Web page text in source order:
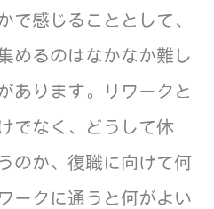
で感じることとして、
めるのはなかなか難し
あります。リワークと
でなく、どうして休
のか、復職に向けて何
ークに通うと何がよい